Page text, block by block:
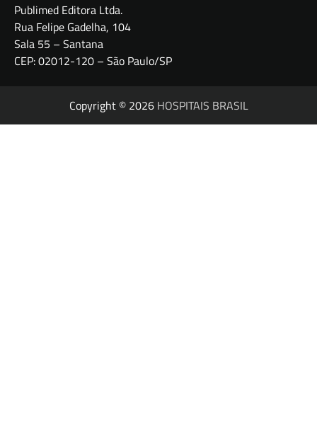
Publimed Editora Ltda.
Rua Felipe Gadelha, 104
Sala 55 – Santana
CEP: 02012-120 – São Paulo/SP
Copyright © 2026 HOSPITAIS BRASIL